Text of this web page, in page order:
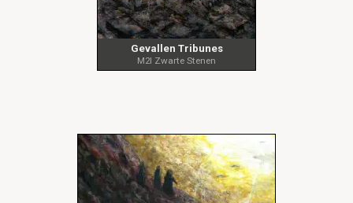
Gevallen Tribunes
M2I Zwarte Stenen